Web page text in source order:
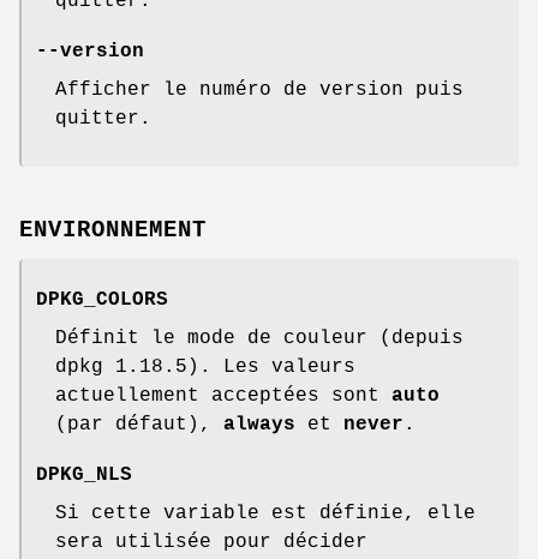
--version
Afficher le numéro de version puis
quitter.
ENVIRONNEMENT
DPKG_COLORS
Définit le mode de couleur (depuis
dpkg 1.18.5). Les valeurs
actuellement acceptées sont auto
(par défaut), always et never .
DPKG_NLS
Si cette variable est définie, elle
sera utilisée pour décider